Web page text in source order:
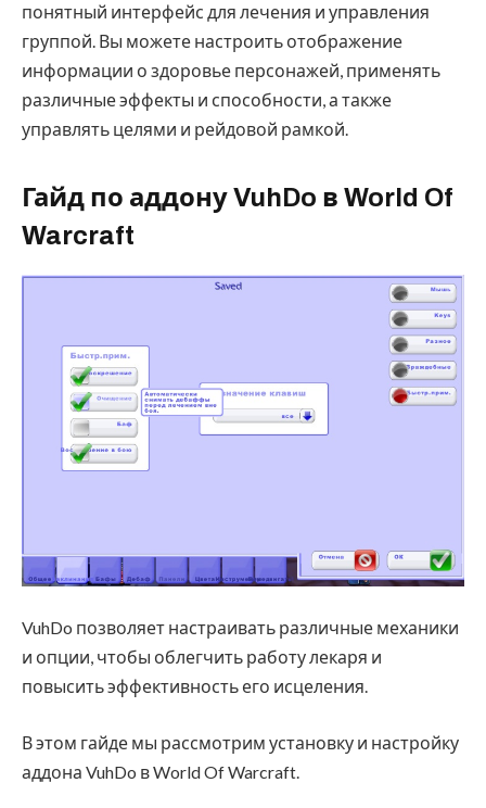
понятный интерфейс для лечения и управления
группой. Вы можете настроить отображение
информации о здоровье персонажей, применять
различные эффекты и способности, а также
управлять целями и рейдовой рамкой.
Гайд по аддону VuhDo в World Of
Warcraft
VuhDo позволяет настраивать различные механики
и опции, чтобы облегчить работу лекаря и
повысить эффективность его исцеления.
В этом гайде мы рассмотрим установку и настройку
аддона VuhDo в World Of Warcraft.